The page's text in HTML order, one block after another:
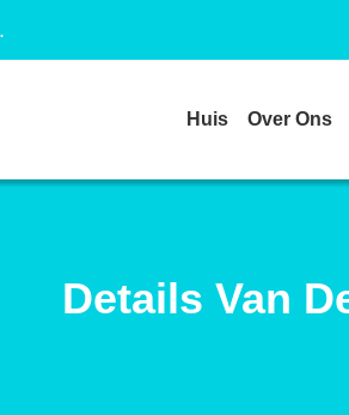
Huis Over Ons
Details Van